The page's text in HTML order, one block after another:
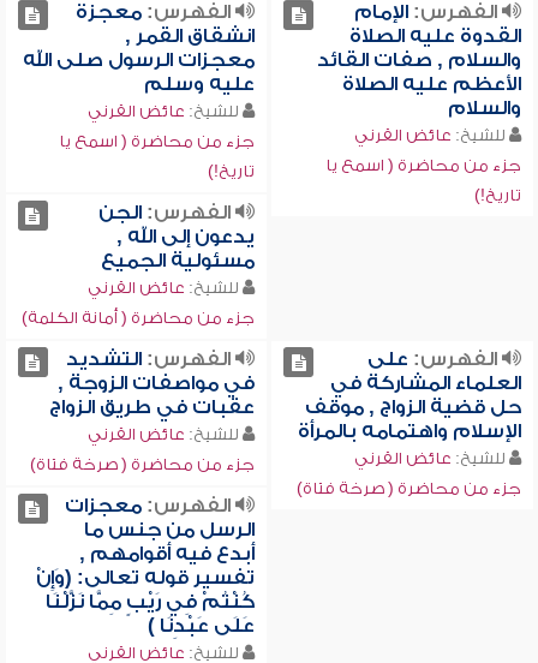
الفهرس:الإمام
القدوة عليه الصلاة
والسلام , صفات القائد
الأعظم عليه الصلاة
والسلام
للشيخ: عائض القرني
جزء من محاضرة ( اسمع يا
تاريخ!)
الفهرس:معجزة
انشقاق القمر ,
معجزات الرسول صلى الله
عليه وسلم
للشيخ: عائض القرني
جزء من محاضرة ( اسمع يا
تاريخ!)
الفهرس:الجن
يدعون إلى الله ,
مسئولية الجميع
للشيخ: عائض القرني
جزء من محاضرة ( أمانة الكلمة)
الفهرس: على
العلماء المشاركة في
حل قضية الزواج , موقف
الإسلام واهتمامه بالمرأة
للشيخ: عائض القرني
جزء من محاضرة ( صرخة فتاة)
الفهرس:التشديد
في مواصفات الزوجة ,
عقبات في طريق الزواج
للشيخ: عائض القرني
جزء من محاضرة ( صرخة فتاة)
الفهرس:معجزات
الرسل من جنس ما
أبدع فيه أقوامهم ,
تفسير قوله تعالى: (وَإِنْ
كُنْتُمْ فِي رَيْبٍ مِمَّا نَزَّلْنَا
عَلَى عَبْدِنَا )
للشيخ: عائض القرني